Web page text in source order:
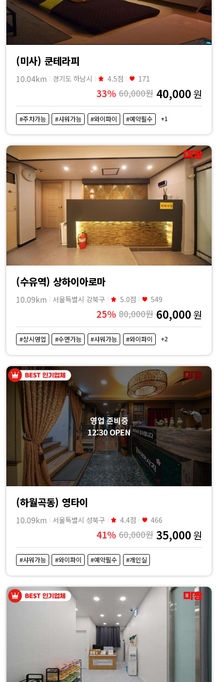
(미사) 쿤테라피
10.04km 경기도 하남시 4.5점 171
33% 60,000원 40,000 원
#주차가능 #샤워가능 #와이파이 #예약필수 +1
(수유역) 상하이아로마
10.09km 서울특별시 강북구 5.0점 549
25% 80,000원 60,000 원
#상시영업 #수면가능 #샤워가능 #와이파이 +2
영업 준비중
12:30 OPEN
(하월곡동) 영타이
10.09km 서울특별시 성북구 4.4점 466
41% 60,000원 35,000 원
#샤워가능 #와이파이 #예약필수 #개인실